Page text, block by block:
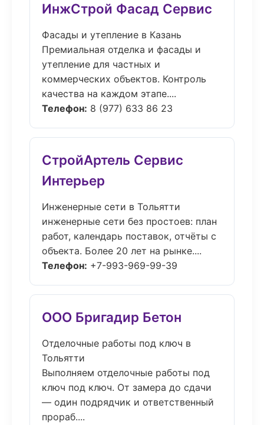
ИнжСтрой Фасад Сервис
Фасады и утепление в Казань
Премиальная отделка и фасады и
утепление для частных и
коммерческих объектов. Контроль
качества на каждом этапе....
Телефон: 8 (977) 633 86 23
СтройАртель Сервис
Интерьер
Инженерные сети в Тольятти
инженерные сети без простоев: план
работ, календарь поставок, отчёты с
объекта. Более 20 лет на рынке....
Телефон: +7-993-969-99-39
ООО Бригадир Бетон
Отделочные работы под ключ в
Тольятти
Выполняем отделочные работы под
ключ под ключ. От замера до сдачи
— один подрядчик и ответственный
прораб....